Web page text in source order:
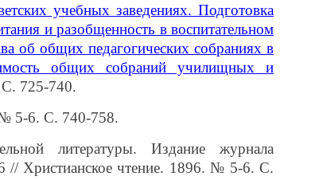
учебных заведениях. Подготовка
и разобщенность в воспитательном
об общих педагогических собраниях в
общих собраний училищных и
725-740.
№ 5-6. С. 740-758.
литературы. Издание журнала
Христианское чтение. 1896. № 5-6. С.